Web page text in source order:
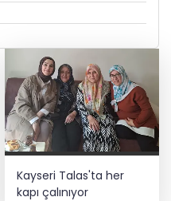
Kayseri Talas'ta her
kapı çalınıyor